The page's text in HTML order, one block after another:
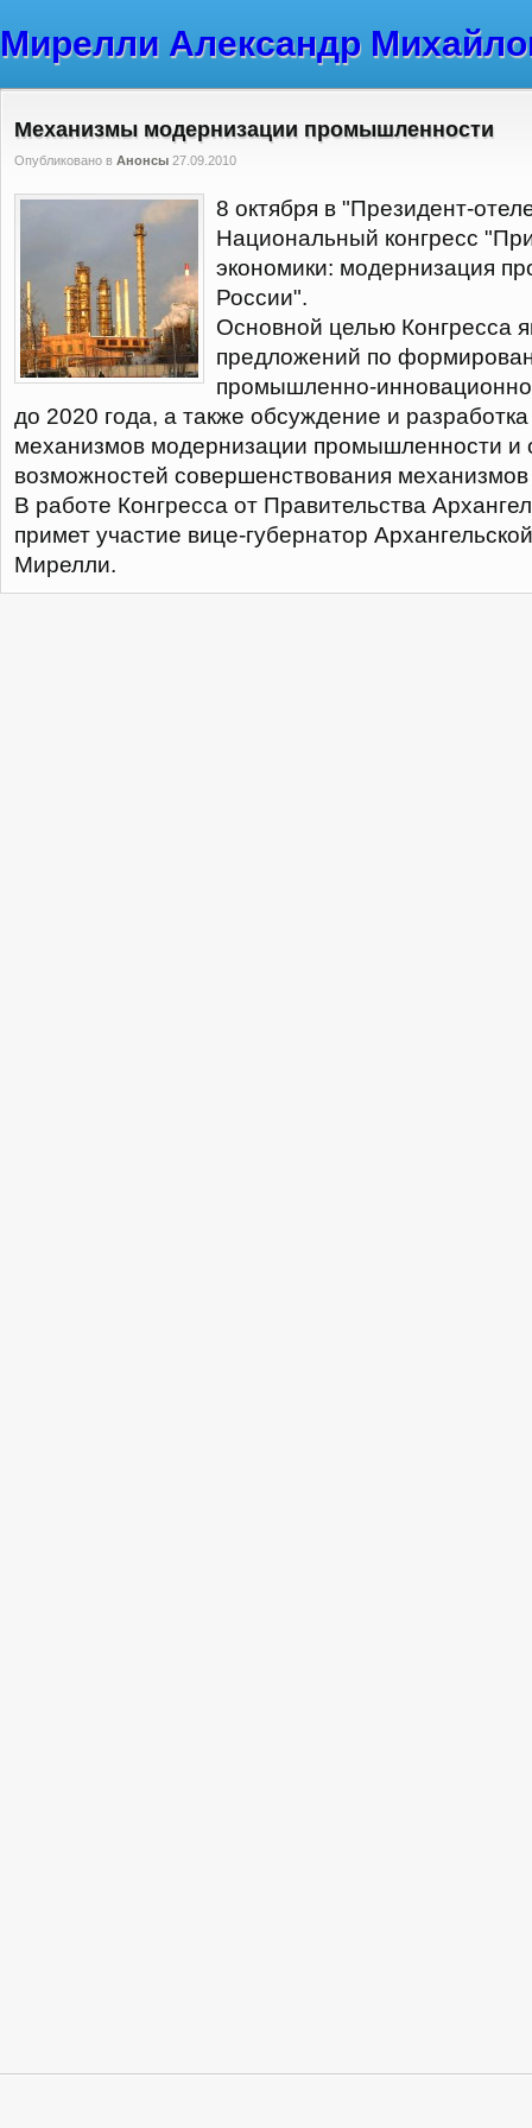
Мирелли Александр
Механизмы модернизации промышленности
Опубликовано в Анонсы 27.09.2010
8 октября в "Президент-
Национальный конгресс
экономики: модернизация
России".
Основной целью Конгресса
предложений по
промышленно-
до 2020 года, а также обсуждение и
механизмов модернизации промышленности и
возможностей совершенствования
В работе Конгресса от Правительства
примет участие вице-губернатор
Мирелли.